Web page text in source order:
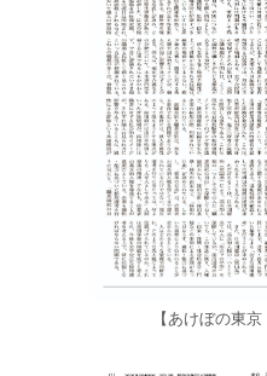
【あけぼの東